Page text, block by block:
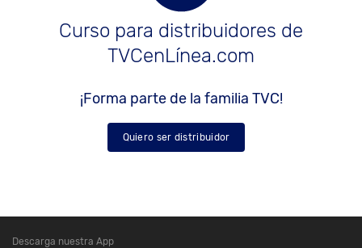
Curso para distribuidores de
TVCenLínea.com
¡Forma parte de la familia TVC!
Quiero ser distribuidor
Descarga nuestra App